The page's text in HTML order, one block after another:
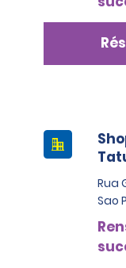
Rua
Sao